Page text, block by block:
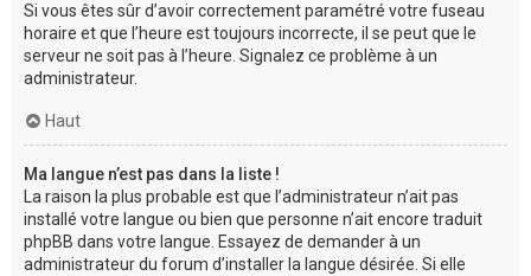
Si vous êtes sûr d’avoir correctement paramétré votre fuseau
horaire et que l’heure est toujours incorrecte, il se peut que le
serveur ne soit pas à l’heure. Signalez ce problème à un
administrateur.
Haut
Ma langue n’est pas dans la liste !
La raison la plus probable est que l’administrateur n’ait pas
installé votre langue ou bien que personne n’ait encore traduit
phpBB dans votre langue. Essayez de demander à un
administrateur du forum d’installer la langue désirée. Si elle